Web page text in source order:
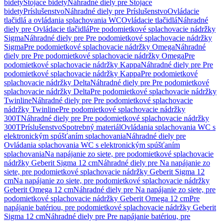
bidetyStojace bidetyNáhradné diely pre Stojace
bidetyPríslušenstvoNáhradné diely pre PríslušenstvoOvládacie
tlačidlá a ovládania splachovania WCOvládacie tlačidláNáhradné
diely pre Ovládacie tlačidláPre podomietkové splachovacie nádržky
SigmaNáhradné diely pre Pre podomietkové splachovacie nádržky
SigmaPre podomietkové splachovacie nádržky OmegaNáhradné
diely pre Pre podomietkové splachovacie nádržky OmegaPre
podomietkové splachovacie nádržky KappaNáhradné diely pre Pre
podomietkové splachovacie nádržky KappaPre podomietkové
splachovacie nádržky DeltaNáhradné diely pre Pre podomietkové
splachovacie nádržky DeltaPre podomietkové splachovacie nádržky
TwinlineNáhradné diely pre Pre podomietkové splachovacie
nádržky TwinlinePre podomietkové splachovacie nádržky
300TNáhradné diely pre Pre podomietkové splachovacie nádržky
300TPríslušenstvoSpotrebný materiálOvládania splachovania WC s
elektronickým spúšťaním splachovaniaNáhradné diely pre
Ovládania splachovania WC s elektronickým spúšťaním
splachovaniaNa napájanie zo siete, pre podomietkové splachovacie
nádržky Geberit Sigma 12 cmNáhradné diely pre Na napájanie zo
siete, pre podomietkové splachovacie nádržky Geberit Sigma 12
cmNa napájanie zo siete, pre podomietkové splachovacie nádržky
Geberit Omega 12 cmNáhradné diely pre Na napájanie zo siete, pre
podomietkové splachovacie nádržky Geberit Omega 12 cmPre
napájanie batériou, pre podomietkové splachovacie nádržky Geberit
Sigma 12 cmNáhradné diely pre Pre napájanie batériou, pre